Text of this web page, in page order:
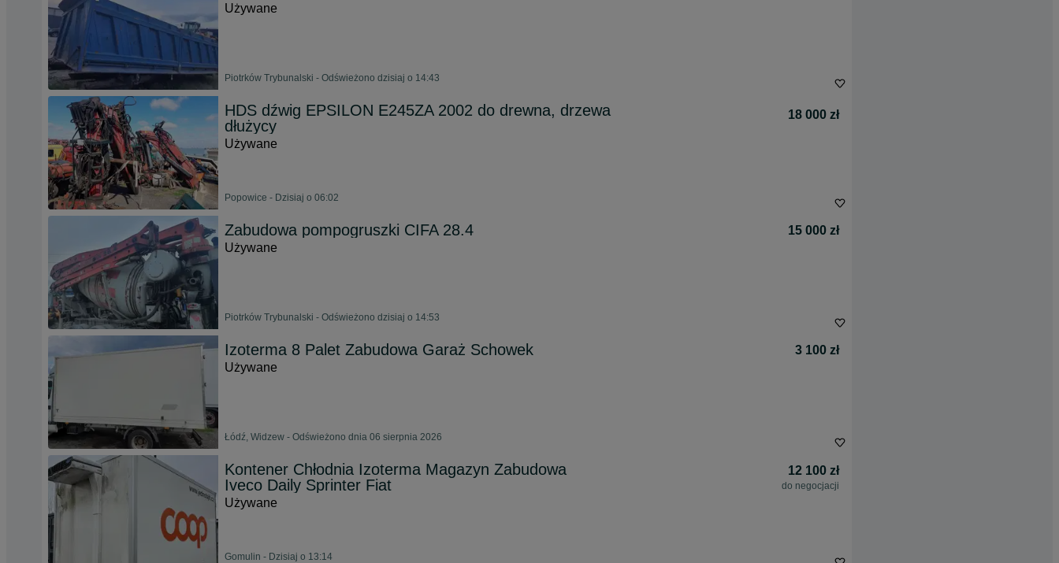
Używane
Piotrków Trybunalski - Odświeżono dzisiaj o 14:43
HDS dźwig EPSILON E245ZA 2002 do drewna, drzewa
dłużycy
18 000 zł
Używane
Popowice - Dzisiaj o 06:02
Zabudowa pompogruszki CIFA 28.4
15 000 zł
Używane
Piotrków Trybunalski - Odświeżono dzisiaj o 14:53
Izoterma 8 Palet Zabudowa Garaż Schowek
3 100 zł
Używane
Łódź, Widzew - Odświeżono dnia 06 sierpnia 2026
Kontener Chłodnia Izoterma Magazyn Zabudowa
Iveco Daily Sprinter Fiat
12 100 zł
do negocjacji
Używane
Gomulin - Dzisiaj o 13:14